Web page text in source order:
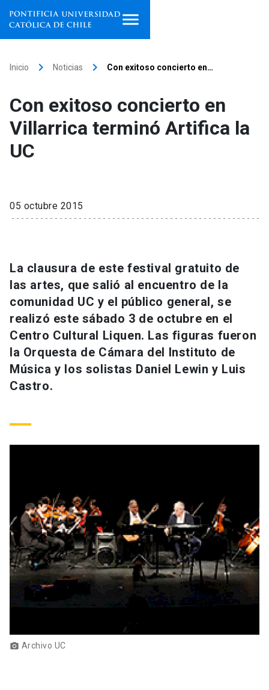
Facultades, escuelas e
institutos
Investigación
Extensión
Universidad
Información para keyboard_arrow_down
Futuros estudiantes
Estudiantes
Personal
Vecinos launch
Go to english site launch
ACCESOS DIRECTOS
Admisión
Correo UC launch
Medios Biblioteca
Donaciones launch
Inicio keyboard_arrow_right Noticias keyboard_arrow_right Con exitoso concierto en…
Con exitoso concierto en
Villarrica terminó Artifica la
UC
05 octubre 2015
La clausura de este festival gratuito de
las artes, que salió al encuentro de la
comunidad UC y el público general, se
realizó este sábado 3 de octubre en el
Centro Cultural Liquen. Las figuras fueron
la Orquesta de Cámara del Instituto de
Música y los solistas Daniel Lewin y Luis
Castro.
photo_camera Archivo UC